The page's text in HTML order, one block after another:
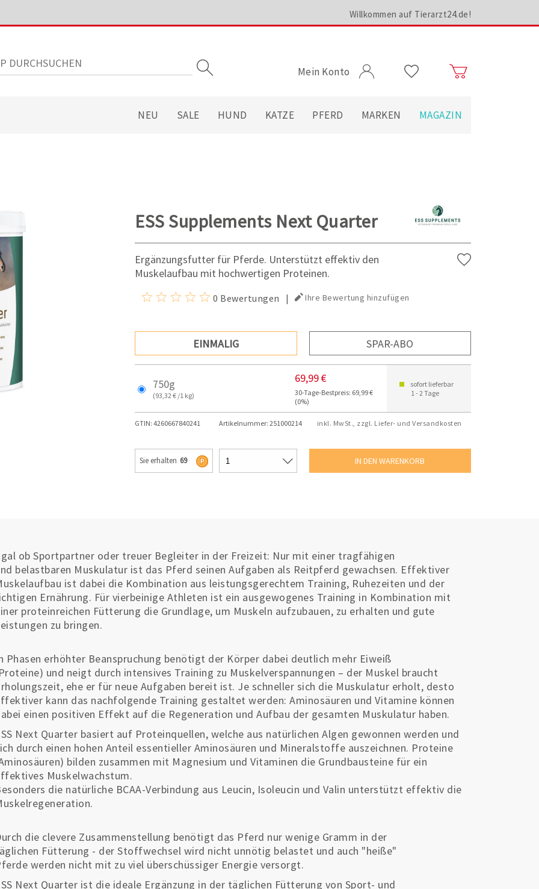
Willkommen auf Tierarzt24.de!
Mein Konto
NEU SALE HUND KATZE PFERD MARKEN MAGAZIN
ESS Supplements Next Quarter
Ergänzungsfutter für Pferde. Unterstützt effektiv den
Muskelaufbau mit hochwertigen Proteinen.
0 Bewertungen | Ihre Bewertung hinzufügen
EINMALIG SPAR-ABO
750g
(93,32 € /1 kg)
69,99 €
30-Tage-Bestpreis: 69,99 €
(0%)
sofort lieferbar
1 - 2 Tage
GTIN: 4260667840241 Artikelnummer: 251000214 inkl. MwSt., zzgl. Liefer- und Versandkosten
Sie erhalten 69
ob Sportpartner oder treuer Begleiter in der Freizeit: Nur mit einer tragfähigen
belastbaren Muskulatur ist das Pferd seinen Aufgaben als Reitpferd gewachsen. Effektiver
ist dabei die Kombination aus leistungsgerechtem Training, Ruhezeiten und der
Ernährung. Für vierbeinige Athleten ist ein ausgewogenes Training in Kombination mit
proteinreichen Fütterung die Grundlage, um Muskeln aufzubauen, zu erhalten und gute
zu bringen.
Phasen erhöhter Beanspruchung benötigt der Körper dabei deutlich mehr Eiweiß
und neigt durch intensives Training zu Muskelverspannungen – der Muskel braucht
ehe er für neue Aufgaben bereit ist. Je schneller sich die Muskulatur erholt, desto
kann das nachfolgende Training gestaltet werden: Aminosäuren und Vitamine können
einen positiven Effekt auf die Regeneration und Aufbau der gesamten Muskulatur haben.
Next Quarter basiert auf Proteinquellen, welche aus natürlichen Algen gewonnen werden und
durch einen hohen Anteil essentieller Aminosäuren und Mineralstoffe auszeichnen. Proteine
bilden zusammen mit Magnesium und Vitaminen die Grundbausteine für ein
Muskelwachstum.
die natürliche BCAA-Verbindung aus Leucin, Isoleucin und Valin unterstützt effektiv die
die clevere Zusammenstellung benötigt das Pferd nur wenige Gramm in der
Fütterung - der Stoffwechsel wird nicht unnötig belastet und auch "heiße"
werden nicht mit zu viel überschüssiger Energie versorgt.
Next Quarter ist die ideale Ergänzung in der täglichen Fütterung von Sport- und